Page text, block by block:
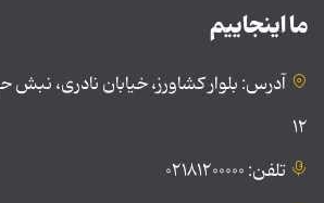
ما اینجاییم
آدرس: بلوار کشاورز، خیابان نادری،
۱۲
تلفن: ۰۲۱۸۱۲۰۰۰۰۰